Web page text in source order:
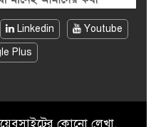
Linkedin
Youtube
Plus
কোনো লেখা,